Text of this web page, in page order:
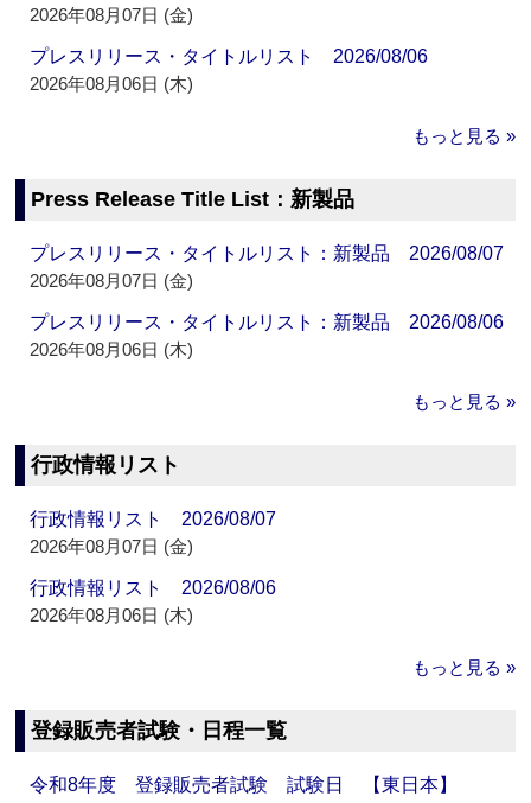
2026年08月07日 (金)
プレスリリース・タイトルリスト 2026/08/06
2026年08月06日 (木)
もっと見る »
Press Release Title List：新製品
プレスリリース・タイトルリスト：新製品 2026/08/07
2026年08月07日 (金)
プレスリリース・タイトルリスト：新製品 2026/08/06
2026年08月06日 (木)
もっと見る »
行政情報リスト
行政情報リスト 2026/08/07
2026年08月07日 (金)
行政情報リスト 2026/08/06
2026年08月06日 (木)
もっと見る »
登録販売者試験・日程一覧
令和8年度 登録販売者試験 試験日 【東日本】